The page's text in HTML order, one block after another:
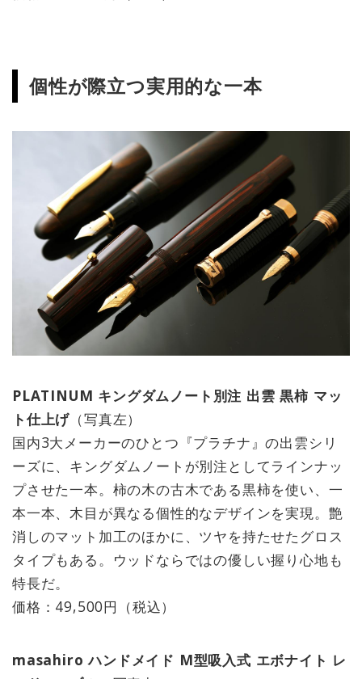
個性が際立つ実用的な一本
PLATINUM キングダムノート別注 出雲 黒柿 マッ
ト仕上げ （写真左）
国内3大メーカーのひとつ『プラチナ』の出雲シリ
ーズに、キングダムノートが別注としてラインナッ
プさせた一本。柿の木の古木である黒柿を使い、一
本一本、木目が異なる個性的なデザインを実現。艶
消しのマット加工のほかに、ツヤを持たせたグロス
タイプもある。ウッドならではの優しい握り心地も
特長だ。
価格：49,500円（税込）
masahiro ハンドメイド M型吸入式 エボナイト レ